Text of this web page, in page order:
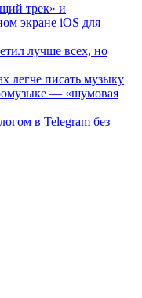
трек» и
экране iOS для
лучше всех, но
легче писать музыку
— «шумовая
в Telegram без